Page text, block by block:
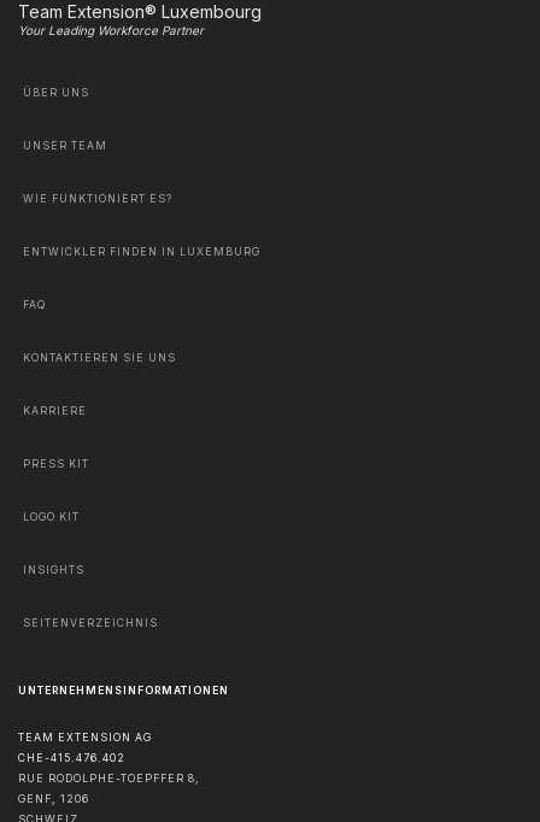
Team Extension® Luxembourg
Your Leading Workforce Partner
ÜBER UNS
UNSER TEAM
WIE FUNKTIONIERT ES?
ENTWICKLER FINDEN IN LUXEMBURG
FAQ
KONTAKTIEREN SIE UNS
KARRIERE
PRESS KIT
LOGO KIT
INSIGHTS
SEITENVERZEICHNIS
UNTERNEHMENSINFORMATIONEN
TEAM EXTENSION AG
CHE-415.476.402
RUE RODOLPHE-TOEPFFER 8,
GENF, 1206